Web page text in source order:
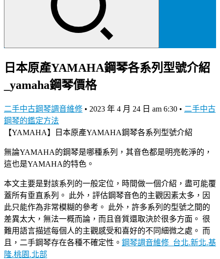
日本原產YAMAHA鋼琴各系列型號介紹
_yamaha鋼琴價格
二手中古鋼琴調音維修 • 2023 年 4 月 24 日 am 6:30 • 二手中古
鋼琴的鑑定方法
【YAMAHA】日本原產YAMAHA鋼琴各系列型號介紹
無論YAMAHA的鋼琴是哪種系列，其音色都是明亮乾淨的，
這也是YAMAHA的特色。
本文主要是對該系列的一般定位，時間做一個介紹，盡可能覆
蓋所有垂直系列。 此外，評估鋼琴音色的主觀因素太多，因
此只能作為非常模糊的參考。 此外，許多系列的型號之間的
差異太大，無法一概而論，而且音質還取決於很多方面。 很
難用語言描述每個人的主觀感受和喜好的不同細微之處。 而
且，二手鋼琴存在各種不確定性。 鋼琴調音維修_台北.新北.基
隆.桃園.北部